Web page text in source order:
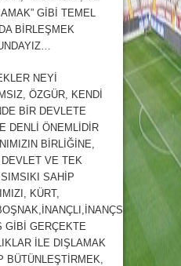
GİBİ TEMEL
BİRLEŞMEK
NEYİ
ÖZGÜR, KENDİ
BİR DEVLETE
DENLİ ÖNEMLİDİR
BİRLİĞİNE,
VE TEK
SAHİP
KÜRT,
GİBİ GERÇEKTE
İLE DIŞLAMAK
BÜTÜNLEŞTİRMEK,